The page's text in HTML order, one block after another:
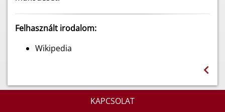
Felhasznált irodalom:
Wikipedia
KAPCSOLAT